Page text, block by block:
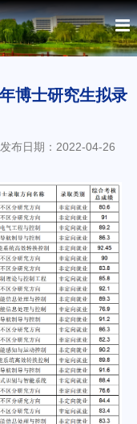
博士研究生拟录
发布日期：2022-04-26